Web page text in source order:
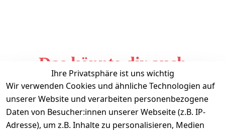
Das könnte dir auch
gefallen
Ihre Privatsphäre ist uns wichtig
Wir verwenden Cookies und ähnliche Technologien auf
unserer Website und verarbeiten personenbezogene
Daten von Besucher:innen unserer Webseite (z.B. IP-
Adresse), um z.B. Inhalte zu personalisieren, Medien